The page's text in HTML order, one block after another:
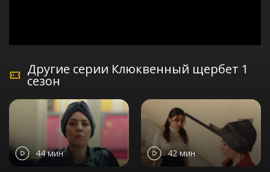
Другие серии Клюквенный щербет 1
сезон
44 мин 42 мин